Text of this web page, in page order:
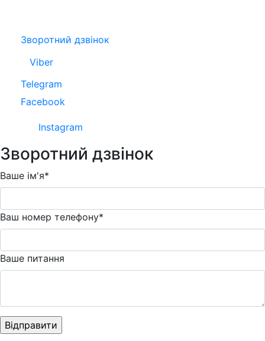
Зворотний дзвінок
Viber
Telegram
Facebook
Instagram
Зворотний дзвінок
Ваше ім'я*
Ваш номер телефону*
Ваше питання